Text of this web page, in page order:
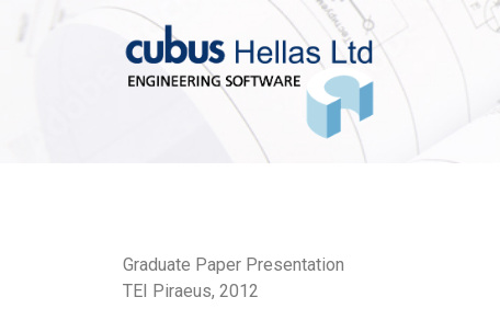
Graduate Paper Presentation
TEI Piraeus, 2012